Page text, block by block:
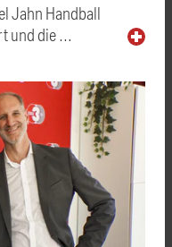
Jahn Handball
und die …